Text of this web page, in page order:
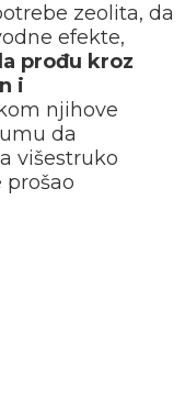
zeolita, da
efekte,
prođu kroz
i
njihove
da
višestruko